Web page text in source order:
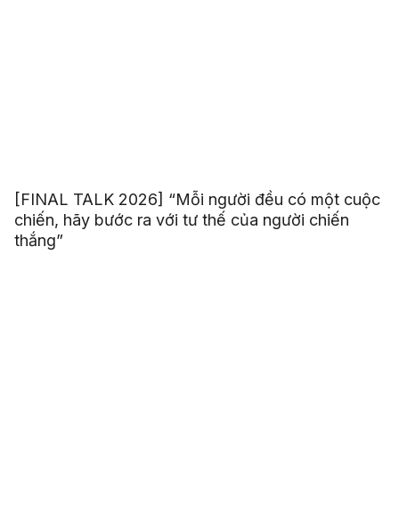
[FINAL TALK 2026] “Mỗi người đều có một cuộc
chiến, hãy bước ra với tư thế của người chiến
thắng”